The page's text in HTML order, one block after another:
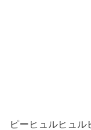
ピーヒュルヒュ